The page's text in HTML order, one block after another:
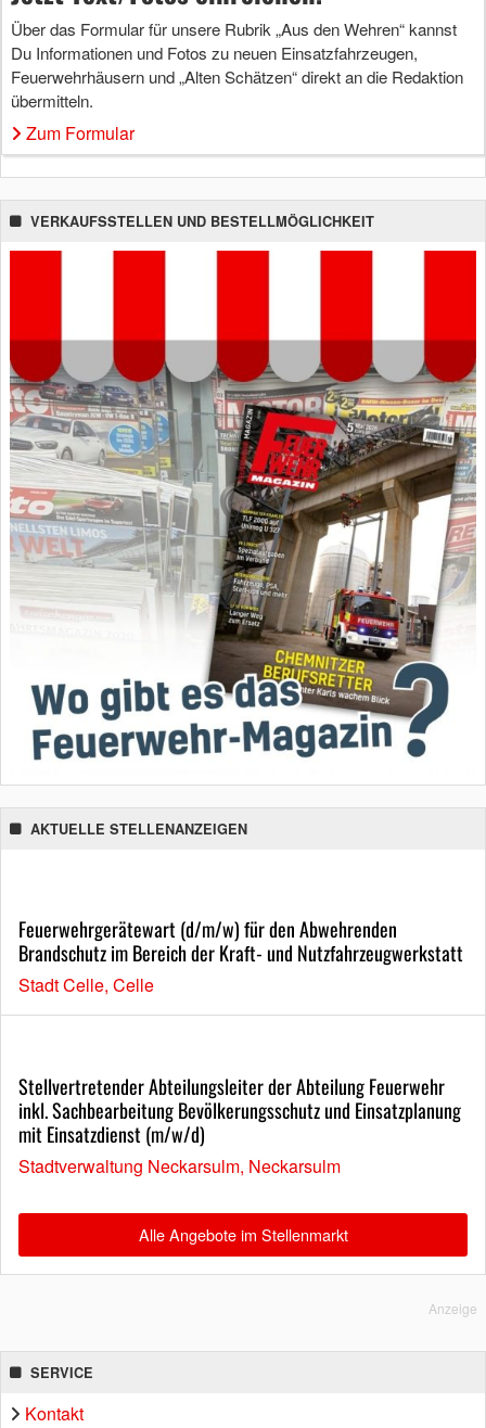
Über das Formular für unsere Rubrik „Aus den Wehren“ kannst
Du Informationen und Fotos zu neuen Einsatzfahrzeugen,
Feuerwehrhäusern und „Alten Schätzen“ direkt an die Redaktion
übermitteln.
Zum Formular
VERKAUFSSTELLEN UND BESTELLMÖGLICHKEIT
AKTUELLE STELLENANZEIGEN
Feuerwehrgerätewart (d/m/w) für den Abwehrenden
Brandschutz im Bereich der Kraft- und Nutzfahrzeugwerkstatt
Stadt Celle, Celle
Stellvertretender Abteilungsleiter der Abteilung Feuerwehr
inkl. Sachbearbeitung Bevölkerungsschutz und Einsatzplanung
mit Einsatzdienst (m/w/d)
Stadtverwaltung Neckarsulm, Neckarsulm
Alle Angebote im Stellenmarkt
Anzeige
SERVICE
Kontakt